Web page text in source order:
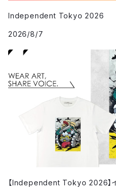
Independent Tokyo 2026
2026/8/7
【Independent Tokyo 2026】